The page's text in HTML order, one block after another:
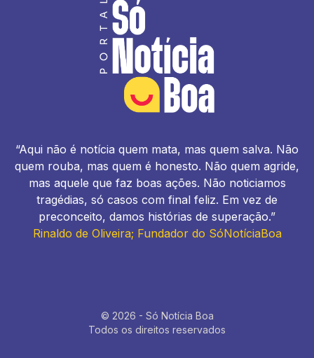
“Aqui não é notícia quem mata, mas quem salva. Não
quem rouba, mas quem é honesto. Não quem agride,
mas aquele que faz boas ações. Não noticiamos
tragédias, só casos com final feliz. Em vez de
preconceito, damos histórias de superação.”
Rinaldo de Oliveira; Fundador do SóNotíciaBoa
© 2026 - Só Notícia Boa
Todos os direitos reservados